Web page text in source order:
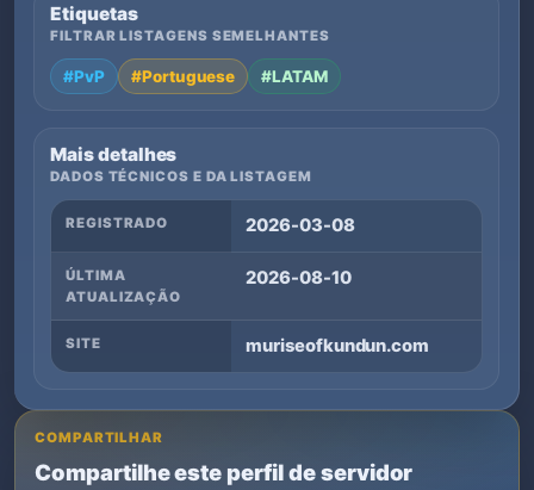
Etiquetas
FILTRAR LISTAGENS SEMELHANTES
#PvP #Portuguese #LATAM
Mais detalhes
DADOS TÉCNICOS E DA LISTAGEM
REGISTRADO 2026-03-08
ÚLTIMA
ATUALIZAÇÃO
2026-08-10
SITE muriseofkundun.com
COMPARTILHAR
Compartilhe este perfil de servidor